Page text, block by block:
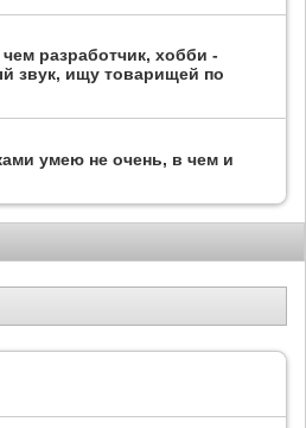
разработчик, хобби -
звук, ищу товарищей по
умею не очень, в чем и